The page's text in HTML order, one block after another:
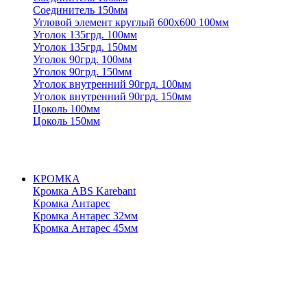
Соединитель 150мм
Угловой элемент круглый 600х600 100мм
Уголок 135грд. 100мм
Уголок 135грд. 150мм
Уголок 90грд. 100мм
Уголок 90грд. 150мм
Уголок внутренний 90грд. 100мм
Уголок внутренний 90грд. 150мм
Цоколь 100мм
Цоколь 150мм
КРОМКА
Кромка ABS Karebant
Кромка Антарес
Кромка Антарес 32мм
Кромка Антарес 45мм